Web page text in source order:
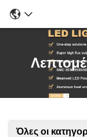
Όλες οι